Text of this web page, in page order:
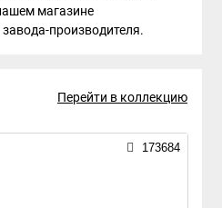
магазине
производителя.
Перейти в коллекцию
173684